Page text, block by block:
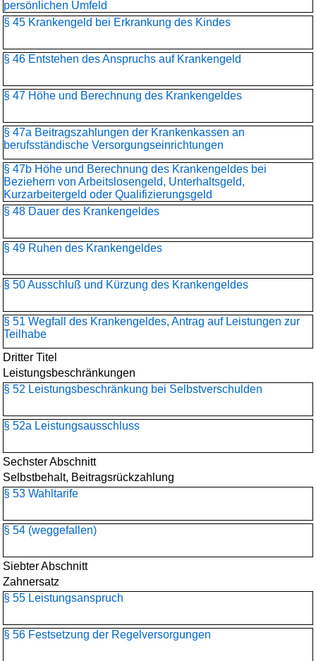
persönlichen Umfeld
§ 45 Krankengeld bei Erkrankung des Kindes
§ 46 Entstehen des Anspruchs auf Krankengeld
§ 47 Höhe und Berechnung des Krankengeldes
§ 47a Beitragszahlungen der Krankenkassen an
berufsständische Versorgungseinrichtungen
§ 47b Höhe und Berechnung des Krankengeldes bei
Beziehern von Arbeitslosengeld, Unterhaltsgeld,
Kurzarbeitergeld oder Qualifizierungsgeld
§ 48 Dauer des Krankengeldes
§ 49 Ruhen des Krankengeldes
§ 50 Ausschluß und Kürzung des Krankengeldes
§ 51 Wegfall des Krankengeldes, Antrag auf Leistungen zur
Teilhabe
Dritter Titel
Leistungsbeschränkungen
§ 52 Leistungsbeschränkung bei Selbstverschulden
§ 52a Leistungsausschluss
Sechster Abschnitt
Selbstbehalt, Beitragsrückzahlung
§ 53 Wahltarife
§ 54 (weggefallen)
Siebter Abschnitt
Zahnersatz
§ 55 Leistungsanspruch
§ 56 Festsetzung der Regelversorgungen